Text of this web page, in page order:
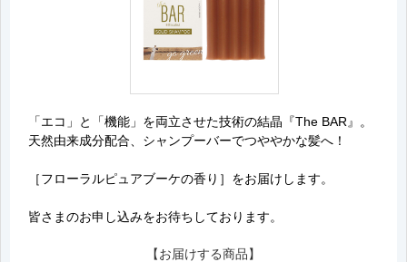
「エコ」と「機能」を両立させた技術の結晶『The BAR』。
天然由来成分配合、シャンプーバーでつややかな髪へ！
［フローラルピュアブーケの香り］をお届けします。
皆さまのお申し込みをお待ちしております。
【お届けする商品】